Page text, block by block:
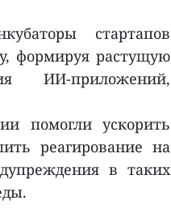
стартапов
формируя растущую
ИИ-приложений,
помогли ускорить
реагирование на
в таких